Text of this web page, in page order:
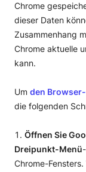
Chrome
dieser Daten
Zusammenhang
Chrome aktuelle
kann.
Um den
die folgenden
Öffnen Sie
Dreipunkt-Menü
Chrome-